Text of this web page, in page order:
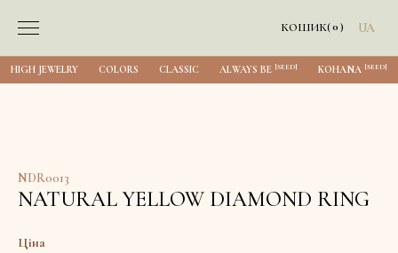
КОШИК(0) UA
HIGH JEWELRY COLORS CLASSIC ALWAYS BE [SEED] KOHANA [SEED]
NDR0013
NATURAL YELLOW DIAMOND RING
Ціна